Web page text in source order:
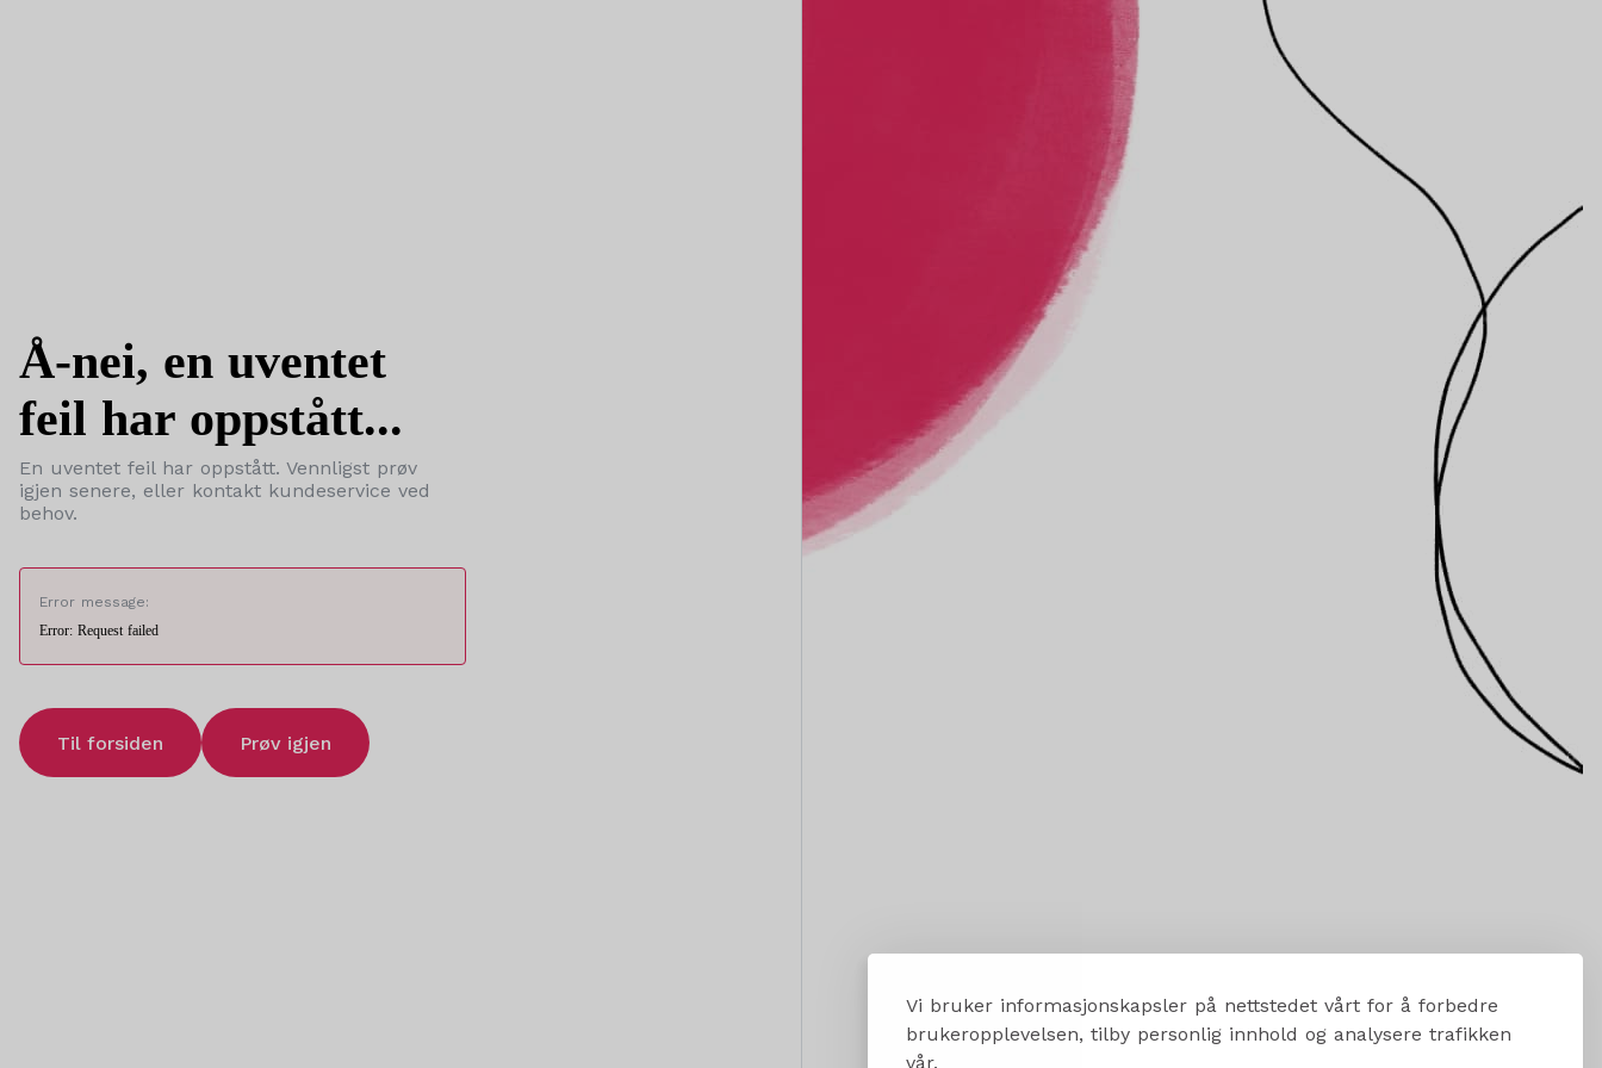
Vi bruker informasjonskapsler på nettstedet vårt for å forbedre
brukeropplevelsen, tilby personlig innhold og analysere trafikken
vår.
Å-nei, en uventet
feil har oppstått...
En uventet feil har oppstått. Vennligst prøv
igjen senere, eller kontakt kundeservice ved
behov.
Error message:
Error: Request failed
Til forsiden Prøv igjen